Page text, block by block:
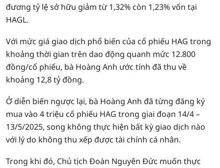
đương tỷ lệ sở hữu giảm từ 1,32% còn 1,23% vốn tại
HAGL.
Với mức giá giao dịch phổ biến của cổ phiếu HAG trong
khoảng thời gian trên dao động quanh mức 12.800
đồng/cổ phiếu, bà Hoàng Anh ước tính đã thu về
khoảng 12,8 tỷ đồng.
Ở diễn biến ngược lại, bà Hoàng Anh đã từng đăng ký
mua vào 4 triệu cổ phiếu HAG trong giai đoạn 14/4 –
13/5/2025, song không thực hiện bất kỳ giao dịch nào
với lý do không thu xếp được tài chính cá nhân.
Trong khi đó, Chủ tịch Đoàn Nguyên Đức muốn thực